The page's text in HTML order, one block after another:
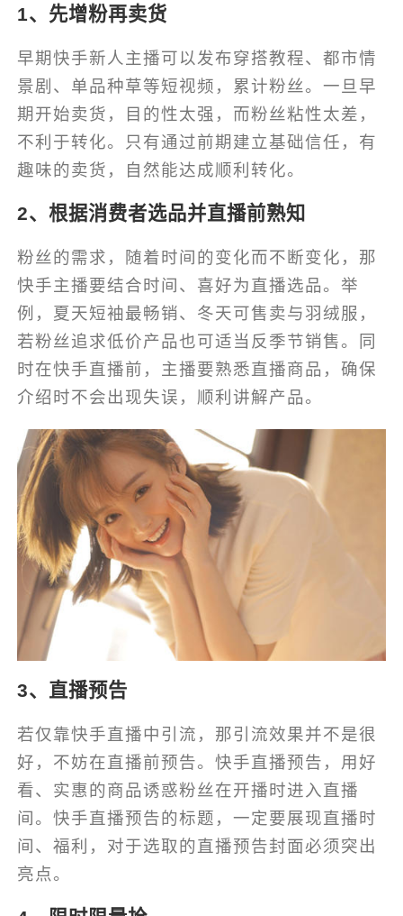
1、先增粉再卖货
早期快手新人主播可以发布穿搭教程、都市情
景剧、单品种草等短视频，累计粉丝。一旦早
期开始卖货，目的性太强，而粉丝粘性太差，
不利于转化。只有通过前期建立基础信任，有
趣味的卖货，自然能达成顺利转化。
2、根据消费者选品并直播前熟知
粉丝的需求，随着时间的变化而不断变化，那
快手主播要结合时间、喜好为直播选品。举
例，夏天短袖最畅销、冬天可售卖与羽绒服，
若粉丝追求低价产品也可适当反季节销售。同
时在快手直播前，主播要熟悉直播商品，确保
介绍时不会出现失误，顺利讲解产品。
3、直播预告
若仅靠快手直播中引流，那引流效果并不是很
好，不妨在直播前预告。快手直播预告，用好
看、实惠的商品诱惑粉丝在开播时进入直播
间。快手直播预告的标题，一定要展现直播时
间、福利，对于选取的直播预告封面必须突出
亮点。